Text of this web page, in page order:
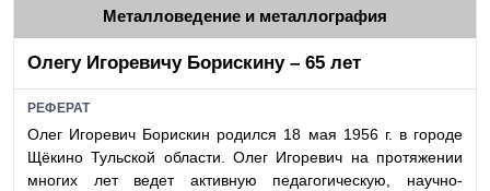
Металловедение и металлография
Олегу Игоревичу Борискину – 65 лет
РЕФЕРАТ
Олег Игоревич Борискин родился 18 мая 1956 г. в городе
Щёкино Тульской области. Олег Игоревич на протяжении
многих лет ведет активную педагогическую, научно-